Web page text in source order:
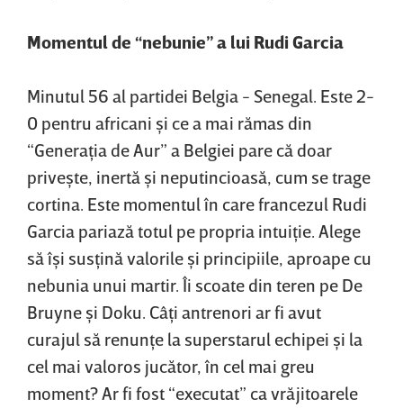
Momentul de “nebunie” a lui Rudi Garcia
Minutul 56 al partidei Belgia - Senegal. Este 2-
0 pentru africani şi ce a mai rămas din
“Generaţia de Aur” a Belgiei pare că doar
priveşte, inertă şi neputincioasă, cum se trage
cortina. Este momentul în care francezul Rudi
Garcia pariază totul pe propria intuiţie. Alege
să îşi susţină valorile şi principiile, aproape cu
nebunia unui martir. Îi scoate din teren pe De
Bruyne şi Doku. Câţi antrenori ar fi avut
curajul să renunţe la superstarul echipei şi la
cel mai valoros jucător, în cel mai greu
moment? Ar fi fost “executat” ca vrăjitoarele